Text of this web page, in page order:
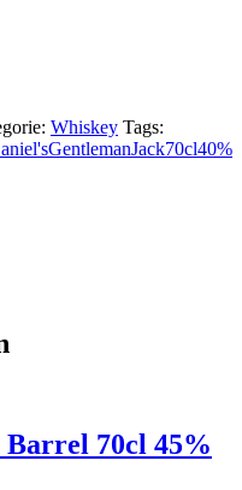
Whiskey Tags:
Barrel 70cl 45%